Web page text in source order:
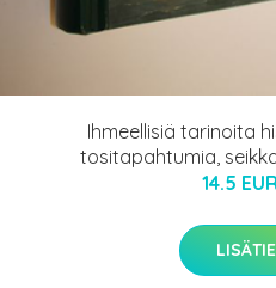
Ihmeellisiä tarinoita
tositapahtumia,
14.5